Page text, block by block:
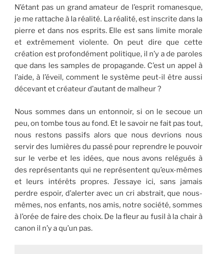
N’étant pas un grand amateur de l’esprit romanesque,
je me rattache à la réalité. La réalité, est inscrite dans la
pierre et dans nos esprits. Elle est sans limite morale
et extrêmement violente. On peut dire que cette
création est profondément politique, il n’y a de paroles
que dans les samples de propagande. C’est un appel à
l’aide, à l’éveil, comment le système peut-il être aussi
décevant et créateur d’autant de malheur ?
Nous sommes dans un entonnoir, si on le secoue un
peu, on tombe tous au fond. Et le savoir ne fait pas tout,
nous restons passifs alors que nous devrions nous
servir des lumières du passé pour reprendre le pouvoir
sur le verbe et les idées, que nous avons relégués à
des représentants qui ne représentent qu’eux-mêmes
et leurs intérêts propres. J’essaye ici, sans jamais
perdre espoir, d’alerter avec un cri abstrait, que nous-
mêmes, nos enfants, nos amis, notre société, sommes
à l’orée de faire des choix. De la fleur au fusil à la chair à
canon il n’y a qu’un pas.